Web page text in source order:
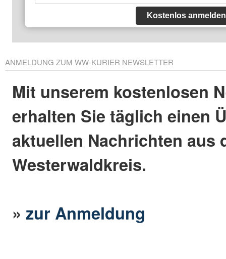
Kostenlos anmelden
ANMELDUNG ZUM WW-KURIER NEWSLETTER
Mit unserem kostenlosen
erhalten Sie täglich einen
aktuellen Nachrichten aus
Westerwaldkreis.
»zur Anmeldung